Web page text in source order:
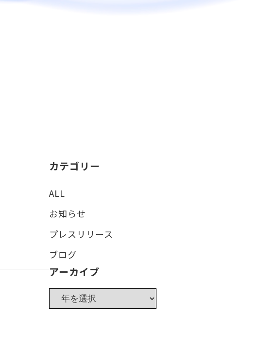
カテゴリー
ALL
お知らせ
プレスリリース
ブログ
アーカイブ